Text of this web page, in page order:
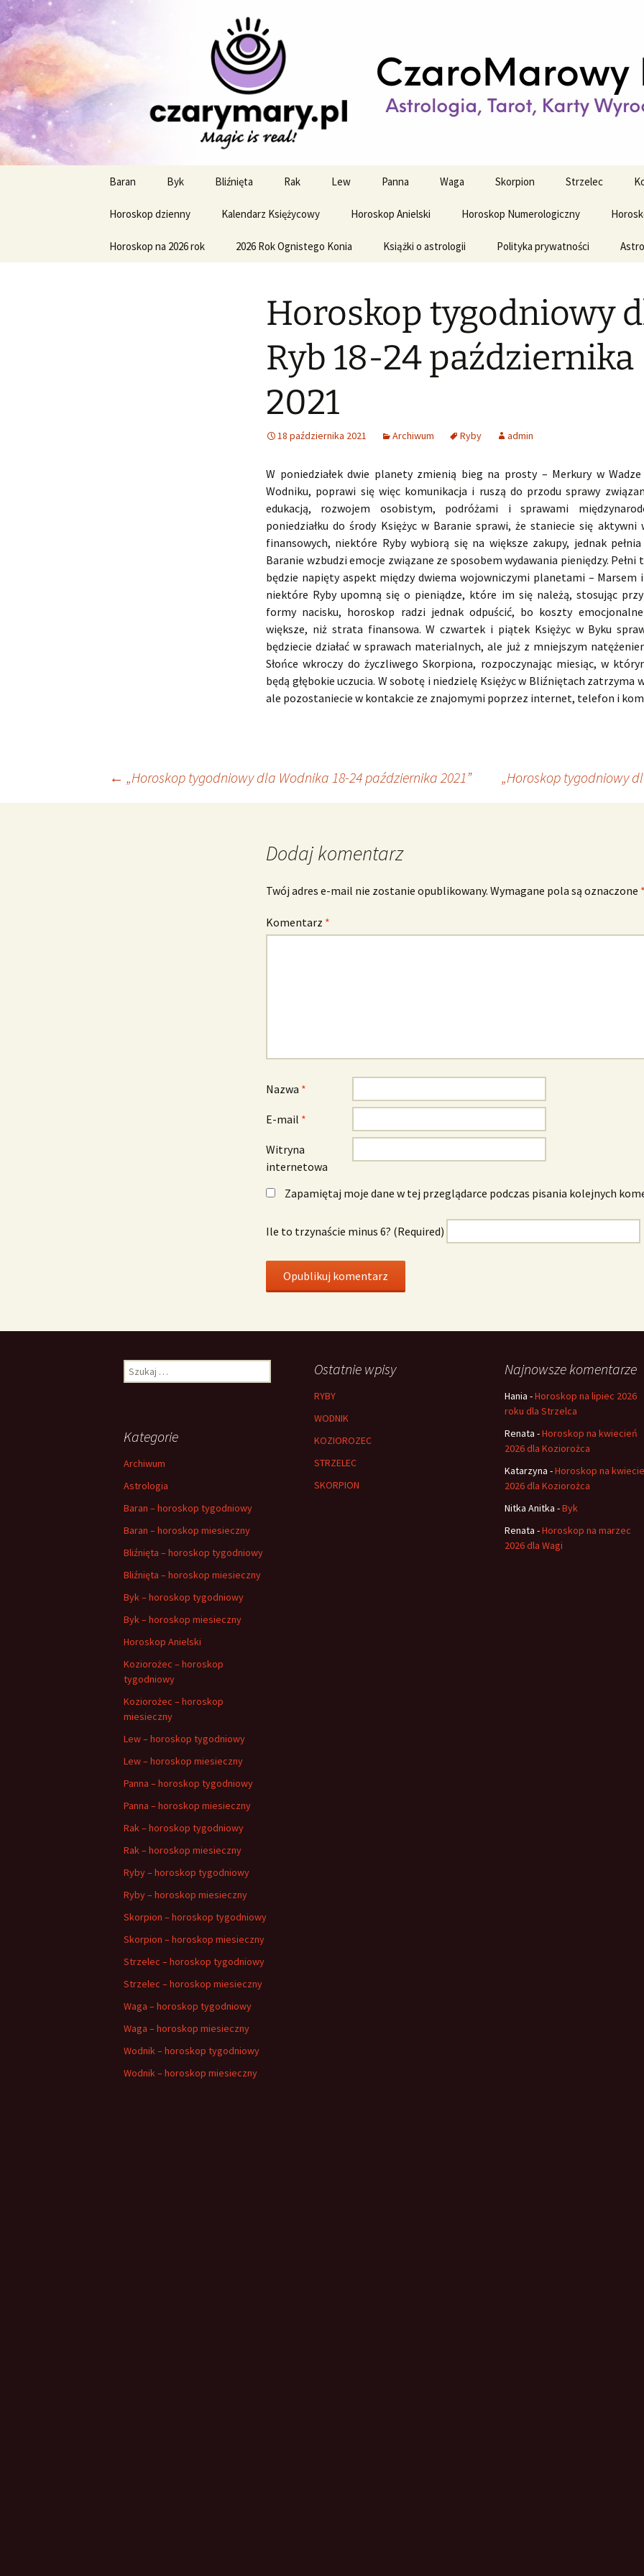
CzaroMarowy horoskop
miesięczny i tygodniowy
Profesjonalne przepowiednie astrologiczne
treści
Baran Byk Bliźnięta Rak Lew Panna Waga Skorpion Strzelec
Horoskop dzienny Kalendarz Księżycowy Horoskop Anielski Horoskop Numerologiczny
Horoskop na 2026 rok 2026 Rok Ognistego Konia Książki o astrologii Polityka prywatności
Horoskop tygodniowy
Ryb 18-24 października
2021
18 października 2021 Archiwum Ryby admin
W poniedziałek dwie planety zmienią bieg na prosty – Merkury w
Wodniku, poprawi się więc komunikacja i ruszą do przodu sprawy
edukacją, rozwojem osobistym, podróżami i sprawami
poniedziałku do środy Księżyc w Baranie sprawi, że staniecie się aktywni
finansowych, niektóre Ryby wybiorą się na większe zakupy, jednak pełnia
Baranie wzbudzi emocje związane ze sposobem wydawania pieniędzy. Pełni
będzie napięty aspekt między dwiema wojowniczymi planetami – Marsem
niektóre Ryby upomną się o pieniądze, które im się należą, stosując
formy nacisku, horoskop radzi jednak odpuścić, bo koszty
większe, niż strata finansowa. W czwartek i piątek Księżyc w Byku
będziecie działać w sprawach materialnych, ale już z mniejszym
Słońce wkroczy do życzliwego Skorpiona, rozpoczynając miesiąc, w
będą głębokie uczucia. W sobotę i niedzielę Księżyc w Bliźniętach zatrzyma
ale pozostaniecie w kontakcie ze znajomymi poprzez internet, telefon i
Nawigacja
← „Horoskop tygodniowy dla Wodnika 18-24 października 2021” „Horoskop tygodniowy
Dodaj komentarz
Twój adres e-mail nie zostanie opublikowany. Wymagane pola są oznaczone *
Komentarz *
Nazwa *
E-mail *
Witryna
internetowa
Zapamiętaj moje dane w tej przeglądarce podczas pisania kolejnych
Ile to trzynaście minus 6? (Required)
Szukaj: Ostatnie wpisy
RYBY
WODNIK
KOZIOROZEC
STRZELEC
SKORPION
Najnowsze komentarze
Hania -Horoskop na lipiec 2026
roku dla Strzelca
Renata -Horoskop na kwiecień
2026 dla Koziorożca
Katarzyna -Horoskop na
2026 dla Koziorożca
Nitka Anitka -Byk
Renata -Horoskop na marzec
2026 dla Wagi
Kategorie
Archiwum
Astrologia
Baran – horoskop tygodniowy
Baran – horoskop miesieczny
Bliźnięta – horoskop tygodniowy
Bliźnięta – horoskop miesieczny
Byk – horoskop tygodniowy
Byk – horoskop miesieczny
Horoskop Anielski
Koziorożec – horoskop
tygodniowy
Koziorożec – horoskop
miesieczny
Lew – horoskop tygodniowy
Lew – horoskop miesieczny
Panna – horoskop tygodniowy
Panna – horoskop miesieczny
Rak – horoskop tygodniowy
Rak – horoskop miesieczny
Ryby – horoskop tygodniowy
Ryby – horoskop miesieczny
Skorpion – horoskop tygodniowy
Skorpion – horoskop miesieczny
Strzelec – horoskop tygodniowy
Strzelec – horoskop miesieczny
Waga – horoskop tygodniowy
Waga – horoskop miesieczny
Wodnik – horoskop tygodniowy
Wodnik – horoskop miesieczny